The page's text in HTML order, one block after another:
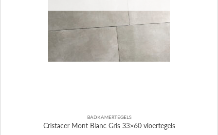
BADKAMERTEGELS
Cristacer Mont Blanc Gris 33×60 vloertegels